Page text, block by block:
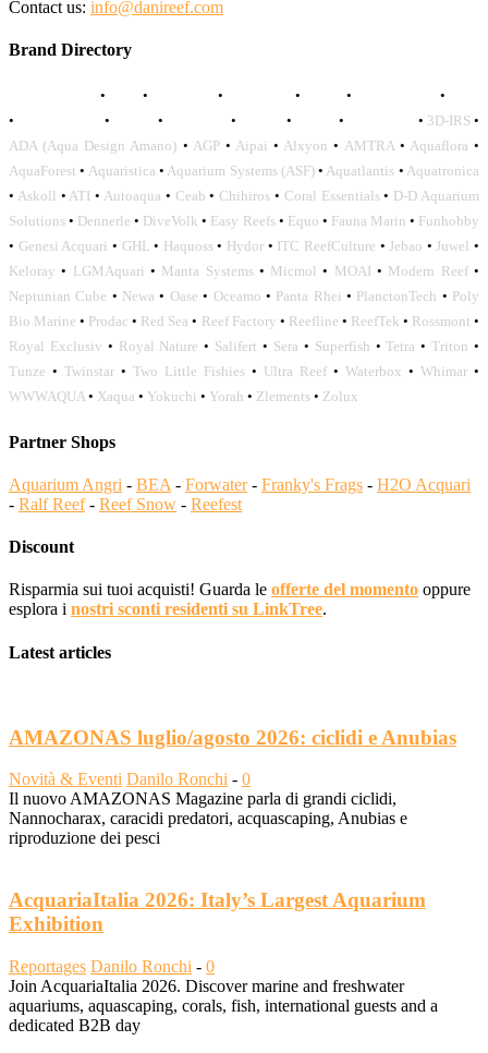
Contact us: info@danireef.com
Brand Directory
• • • • • •
•
• • • • • • 3D-IRS •
ADA (Aqua Design Amano) • AGP• Aipai • Alxyon • AMTRA• Aquaflora •
AquaForest • Aquaristica • Aquarium Systems (ASF)• Aquatlantis • Aquatronica
• Askoll • ATI • Autoaqua • Ceab • Chihiros • Coral Essentials• D-D Aquarium
Solutions • Dennerle • DiveVolk • Easy Reefs• Equo • Fauna Marin • Funhobby
• Genesi Acquari • GHL • Haquoss• Hydor • ITC ReefCulture •Jebao •Juwel •
Keloray • LGMAquari • Manta Systems• Micmol • MOAI • Modern Reef•
Neptunian Cube • Newa • Oase • Oceamo • Panta Rhei • PlanctonTech • Poly
Bio Marine • Prodac • Red Sea • Reef Factory • Reefline • ReefTek • Rossmont •
Royal Exclusiv • Royal Nature • Salifert • Sera • Superfish •Tetra •Triton •
Tunze • Twinstar • Two Little Fishies • Ultra Reef • Waterbox • Whimar •
WWWAQUA• Xaqua • Yokuchi • Yorah • Zlements • Zolux
Partner Shops
Aquarium Angri - BEA - Forwater- Franky's Frags - H2O Acquari
- Ralf Reef- Reef Snow - Reefest
Discount
Risparmia sui tuoi acquisti! Guarda le offerte del momento oppure
esplora i nostri sconti residenti su LinkTree.
Latest articles
AMAZONAS luglio/agosto 2026: ciclidi e Anubias
Novità & Eventi Danilo Ronchi - 0
Il nuovo AMAZONAS Magazine parla di grandi ciclidi,
Nannocharax, caracidi predatori, acquascaping, Anubias e
riproduzione dei pesci
AcquariaItalia 2026: Italy’s Largest Aquarium
Exhibition
Reportages Danilo Ronchi - 0
Join AcquariaItalia 2026. Discover marine and freshwater
aquariums, aquascaping, corals, fish, international guests and a
dedicated B2B day